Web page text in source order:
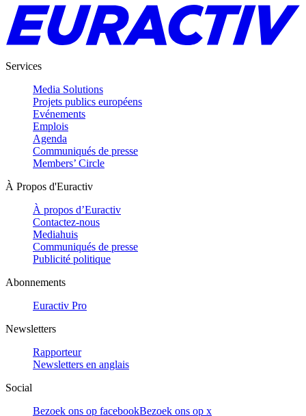
Services
Media Solutions
Projets publics européens
Evénements
Emplois
Agenda
Communiqués de presse
Members’ Circle
À Propos d'Euractiv
À propos d’Euractiv
Contactez-nous
Mediahuis
Communiqués de presse
Publicité politique
Abonnements
Euractiv Pro
Newsletters
Rapporteur
Newsletters en anglais
Social
Bezoek ons op facebookBezoek ons op x